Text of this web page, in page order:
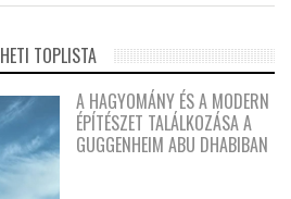
HETI TOPLISTA
A HAGYOMÁNY ÉS A MODERN
ÉPÍTÉSZET TALÁLKOZÁSA A
GUGGENHEIM ABU DHABIBAN